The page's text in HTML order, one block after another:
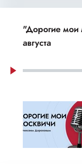
"Дорогие мои
августа